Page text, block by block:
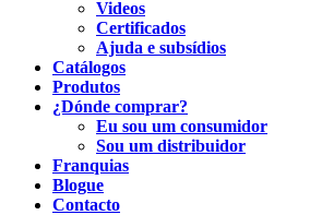
Videos
Certificados
Ajuda e subsídios
Catálogos
Produtos
¿Dónde comprar?
Eu sou um consumidor
Sou um distribuidor
Franquias
Blogue
Contacto